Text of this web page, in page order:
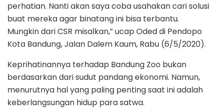
perhatian. Nanti akan saya coba usahakan cari solusi
buat mereka agar binatang ini bisa terbantu.
Mungkin dari CSR misalkan,” ucap Oded di Pendopo
Kota Bandung, Jalan Dalem Kaum, Rabu (6/5/2020).
Keprihatinannya terhadap Bandung Zoo bukan
berdasarkan dari sudut pandang ekonomi. Namun,
menurutnya hal yang paling penting saat ini adalah
keberlangsungan hidup para satwa.